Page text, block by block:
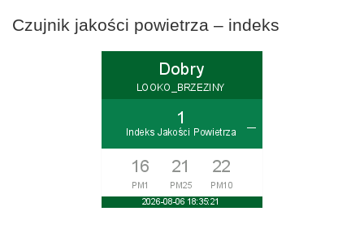
Czujnik jakości powietrza – indeks